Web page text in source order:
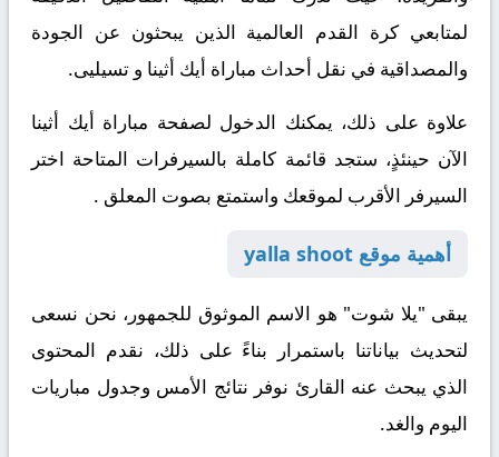
لمتابعي كرة القدم العالمية الذين يبحثون عن الجودة
والمصداقية في نقل أحداث مباراة أيك أثينا و تسيليى.
علاوة على ذلك، يمكنك الدخول لصفحة مباراة أيك أثينا
الآن حينئذٍ، ستجد قائمة كاملة بالسيرفرات المتاحة اختر
السيرفر الأقرب لموقعك واستمتع بصوت المعلق .
أهمية موقع yalla shoot
يبقى "يلا شوت" هو الاسم الموثوق للجمهور، نحن نسعى
لتحديث بياناتنا باستمرار بناءً على ذلك، نقدم المحتوى
الذي يبحث عنه القارئ نوفر نتائج الأمس وجدول مباريات
اليوم والغد.